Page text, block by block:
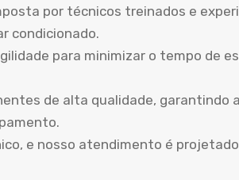
por técnicos treinados e
condicionado.
para minimizar o tempo de
de alta qualidade, garantindo a
e nosso atendimento é